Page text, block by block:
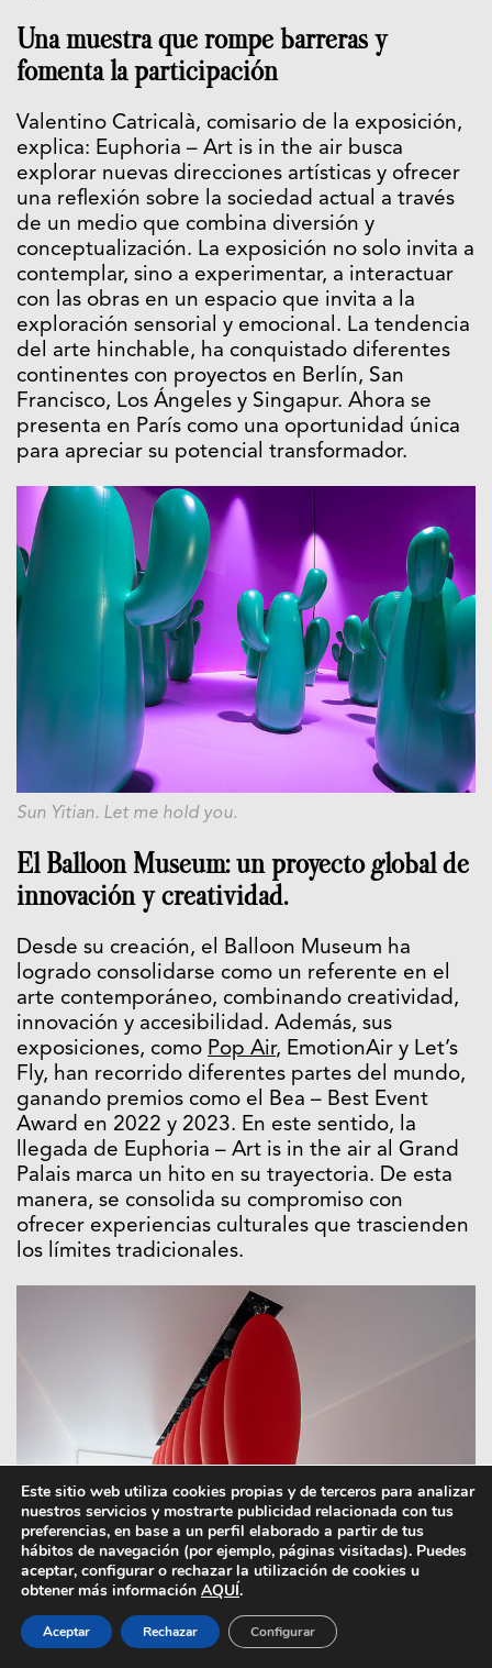
Una muestra que rompe barreras y
fomenta la participación
Valentino Catricalà, comisario de la exposición,
explica: Euphoria – Art is in the air busca
explorar nuevas direcciones artísticas y ofrecer
una reflexión sobre la sociedad actual a través
de un medio que combina diversión y
conceptualización. La exposición no solo invita a
contemplar, sino a experimentar, a interactuar
con las obras en un espacio que invita a la
exploración sensorial y emocional. La tendencia
del arte hinchable, ha conquistado diferentes
continentes con proyectos en Berlín, San
Francisco, Los Ángeles y Singapur. Ahora se
presenta en París como una oportunidad única
para apreciar su potencial transformador.
Sun Yitian. Let me hold you.
El Balloon Museum: un proyecto global de
innovación y creatividad.
Desde su creación, el Balloon Museum ha
logrado consolidarse como un referente en el
arte contemporáneo, combinando creatividad,
innovación y accesibilidad. Además, sus
exposiciones, como Pop Air, EmotionAir y Let’s
Fly, han recorrido diferentes partes del mundo,
ganando premios como el Bea – Best Event
Award en 2022 y 2023. En este sentido, la
llegada de Euphoria – Art is in the air al Grand
Palais marca un hito en su trayectoria. De esta
manera, se consolida su compromiso con
ofrecer experiencias culturales que trascienden
los límites tradicionales.
SpY. Ovoids.
Este sitio web utiliza cookies propias y de terceros para analizar
nuestros servicios y mostrarte publicidad relacionada con tus
preferencias, en base a un perfil elaborado a partir de tus
hábitos de navegación (por ejemplo, páginas visitadas). Puedes
aceptar, configurar o rechazar la utilización de cookies u
obtener más información AQUÍ.
Aceptar Rechazar Configurar